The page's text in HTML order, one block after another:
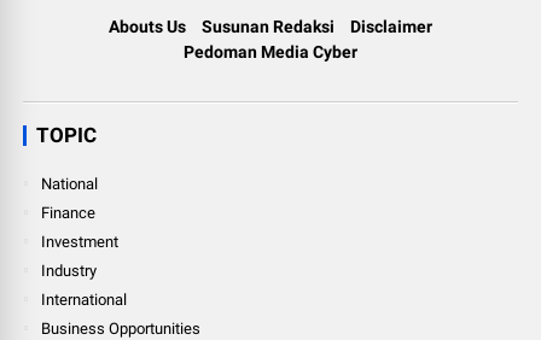
Abouts Us Susunan Redaksi
Disclaimer
Pedoman Media Cyber
TOPIC
National
Finance
Investment
Industry
International
Business Opportunities